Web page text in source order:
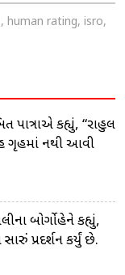
, human rating, isro,
પાત્રાએ કહ્યું, “રાહુલ
ગૃહમાં નથી આવી
બોર્ગોહેને કહ્યું,
પ્રદર્શન કર્યું છે.